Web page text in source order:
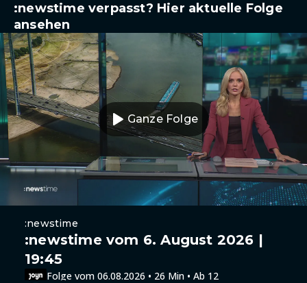
:newstime verpasst? Hier aktuelle Folge
ansehen
Ganze Folge
:newstime
:newstime vom 6. August 2026 |
19:45
Folge vom 06.08.2026 • 26 Min • Ab 12